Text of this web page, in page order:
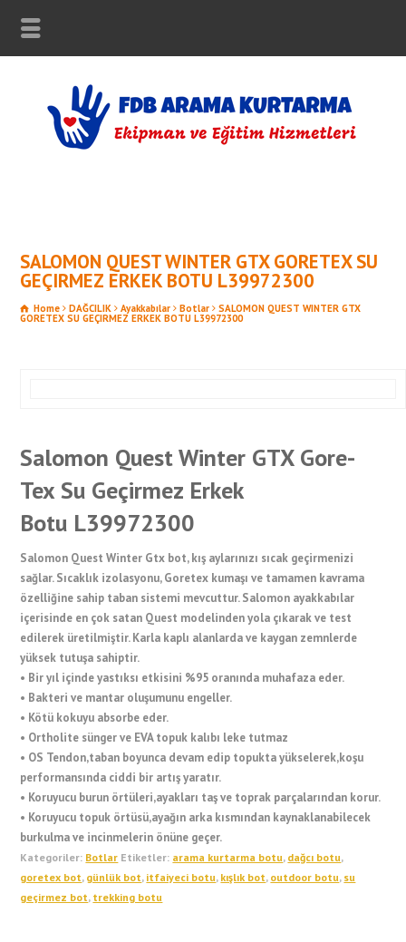
SALOMON QUEST WINTER GTX GORETEX SU
GEÇIRMEZ ERKEK BOTU L39972300
Home DAĞCILIK Ayakkabılar Botlar SALOMON QUEST WINTER GTX
GORETEX SU GEÇIRMEZ ERKEK BOTU L39972300
Salomon Quest Winter GTX Gore-
Tex Su Geçirmez Erkek
Botu L39972300
Salomon Quest Winter Gtx bot, kış aylarınızı sıcak geçirmenizi
sağlar. Sıcaklık izolasyonu, Goretex kumaşı ve tamamen kavrama
özelliğine sahip taban sistemi mevcuttur. Salomon ayakkabılar
içerisinde en çok satan Quest modelinden yola çıkarak ve test
edilerek üretilmiştir. Karla kaplı alanlarda ve kaygan zemnlerde
yüksek tutuşa sahiptir.
• Bir yıl içinde yastıksı etkisini %95 oranında muhafaza eder.
• Bakteri ve mantar oluşumunu engeller.
• Kötü kokuyu absorbe eder.
• Ortholite sünger ve EVA topuk kalıbı leke tutmaz
• OS Tendon,taban boyunca devam edip topukta yükselerek,koşu
performansında ciddi bir artış yaratır.
• Koruyucu burun örtüleri,ayakları taş ve toprak parçalarından korur.
• Koruyucu topuk örtüsü,ayağın arka kısmından kaynaklanabilecek
burkulma ve incinmelerin önüne geçer.
Kategoriler: Botlar Etiketler: arama kurtarma botu, dağcı botu,
goretex bot, günlük bot, itfaiyeci botu, kışlık bot, outdoor botu, su
geçirmez bot, trekking botu